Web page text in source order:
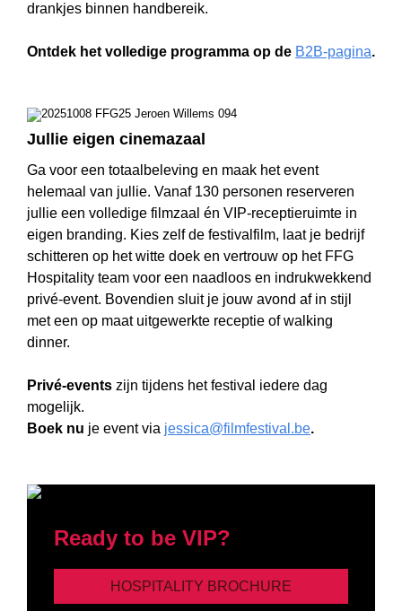
drankjes binnen handbereik.
Ontdek het volledige programma op de B2B-pagina.
Jullie eigen cinemazaal
Ga voor een totaalbeleving en maak het event
helemaal van jullie. Vanaf 130 personen reserveren
jullie een volledige filmzaal én VIP-receptieruimte in
eigen branding. Kies zelf de festivalfilm, laat je bedrijf
schitteren op het witte doek en vertrouw op het FFG
Hospitality team voor een naadloos en indrukwekkend
privé-event. Bovendien sluit je jouw avond af in stijl
met een op maat uitgewerkte receptie of walking
dinner.
Privé-events zijn tijdens het festival iedere dag
mogelijk.
Boek nu je event via jessica@filmfestival.be.
Ready to be VIP?
HOSPITALITY BROCHURE